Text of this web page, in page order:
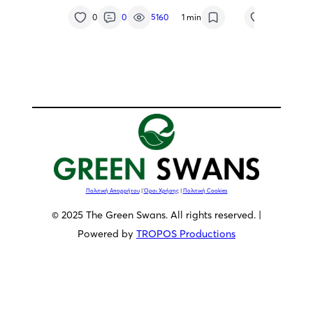
Μέλλον της Μεσσηνίας
0 0 5160 1 min
της Χιλής
Πολιτική Απορρήτου|Όροι Χρήσης| Πολιτική Cookies
© 2025 The Green Swans. All rights reserved. |
Powered by TROPOS Productions